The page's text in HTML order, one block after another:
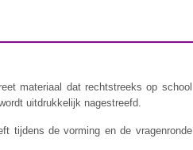
materiaal dat rechtstreeks op school
uitdrukkelijk nagestreefd.
tijdens de vorming en de vragenronde